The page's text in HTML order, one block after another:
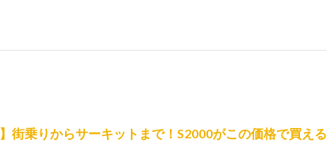
街乗りからサーキットまで！S2000がこの価格で買える